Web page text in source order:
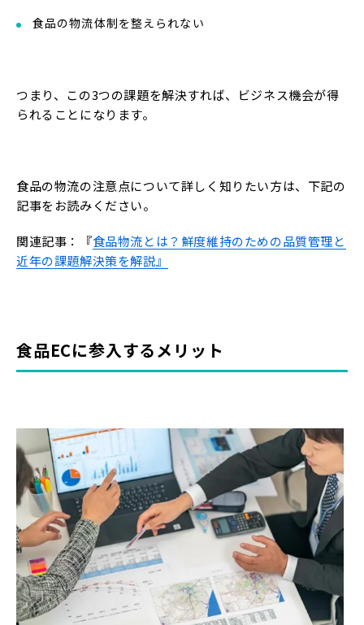
食品の物流体制を整えられない
つまり、この3つの課題を解決すれば、ビジネス機会が得
られることになります。
食品の物流の注意点について詳しく知りたい方は、下記の
記事をお読みください。
関連記事：『食品物流とは？鮮度維持のための品質管理と
近年の課題解決策を解説』
食品ECに参入するメリット